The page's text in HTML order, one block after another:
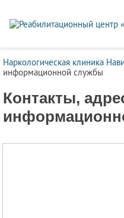
Наркологическая клиника
информационной службы
Контакты,